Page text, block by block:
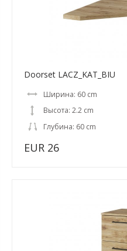
Doorset LACZ_KAT_BIU
Ширина: 60 cm
Высота: 2.2 cm
Глубина: 60 cm
EUR 26